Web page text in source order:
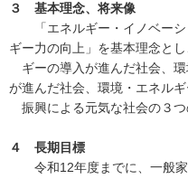
３ 基本理念、将来像
「エネルギー・イノベーシ
ギー力の向上」を基本理念と
ギーの導入が進んだ社会、
が進んだ社会、環境・エネル
振興による元気な社会の３つ
４ 長期目標
令和12年度までに、一般家